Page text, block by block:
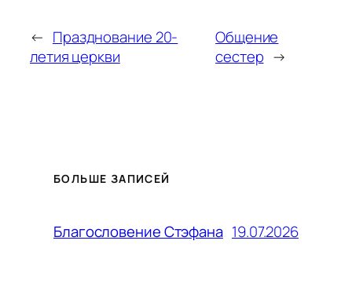
← Празднование 20-
летия церкви
Общение
сестер →
БОЛЬШЕ ЗАПИСЕЙ
Благословение Стэфана 19.07.2026